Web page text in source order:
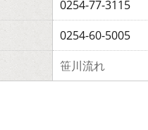
0254-77-3115
0254-60-5005
笹川流れ